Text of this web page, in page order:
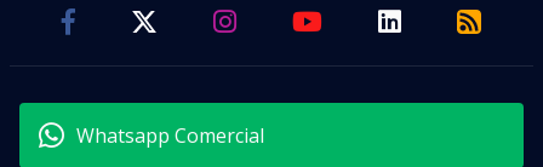
Whatsapp Comercial